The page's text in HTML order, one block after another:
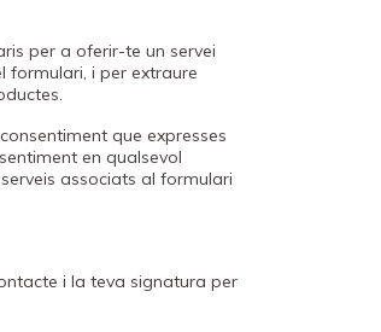
per a oferir-te un servei
formulari, i per extraure
que expresses
en qualsevol
associats al formulari
i la teva signatura per